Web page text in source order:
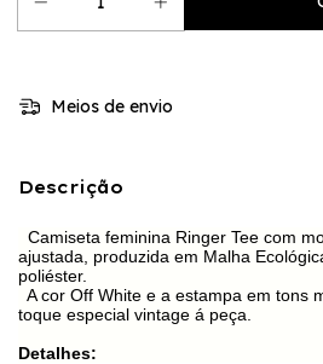
Meios de envio
Descrição
Camiseta feminina Ringer Tee com
ajustada, produzida em Malha
poliéster.
A cor Off White e a estampa em tons
toque especial vintage á peça.
Detalhes: